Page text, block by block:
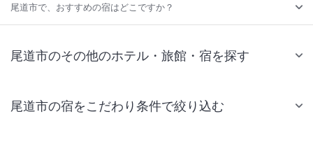
尾道市で、おすすめの宿はどこですか？
尾道市のその他のホテル・旅館・宿を探す
尾道市の宿をこだわり条件で絞り込む